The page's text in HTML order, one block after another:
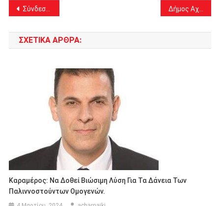
Πλοήγηση
άρθρων
Σύνδεσμος Επαγγελματιών Βιοτεχνών & Εμπόρων Αχαρνών (ΣΕΒΑ): Πασχαλινό Ωράριο 2023 Δήμος Αχαρνών: Νέα σύσκεψη με Θεοδωρικάκο για την αποτυχία της διαφύλαξης της ασφάλειας των πολιτών
ΣΧΕΤΙΚΆ ΆΡΘΡΑ:
Καραμέρος: Να Δοθεί Βιώσιμη Λύση Για Τα Δάνεια Των
Παλιννοστούντων Ομογενών.